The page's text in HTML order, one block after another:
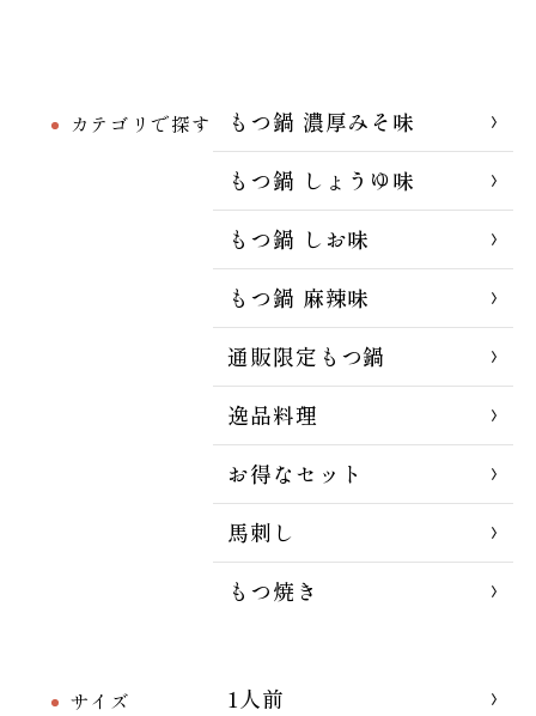
カテゴリで探す
もつ鍋 濃厚みそ味
もつ鍋 しょうゆ味
もつ鍋 しお味
もつ鍋 麻辣味
通販限定もつ鍋
逸品料理
お得なセット
馬刺し
もつ焼き
サイズ
1人前